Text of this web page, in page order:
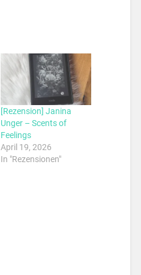
[Rezension] Janina
Unger – Scents of
Feelings
April 19, 2026
In "Rezensionen"